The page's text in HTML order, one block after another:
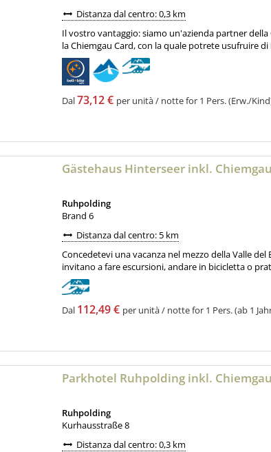
Distanza dal centro: 0,3 km
Il vostro vantaggio: siamo un'azienda partner
la Chiemgau Card, con la quale potrete usufruire di
Dal73,12 € per unità / notte for 1 Pers. (Erw./
Gästehaus Hinterseer inkl.
Ruhpolding
Brand 6
Distanza dal centro: 5 km
Concedetevi una vacanza nel mezzo della Valle
invitano a fare escursioni, andare in bicicletta o
Dal 112,49 € per unità / notte for 1 Pers. (ab 1
Parkhotel Ruhpolding inkl.
Ruhpolding
Kurhausstraße 8
Distanza dal centro: 0,3 km